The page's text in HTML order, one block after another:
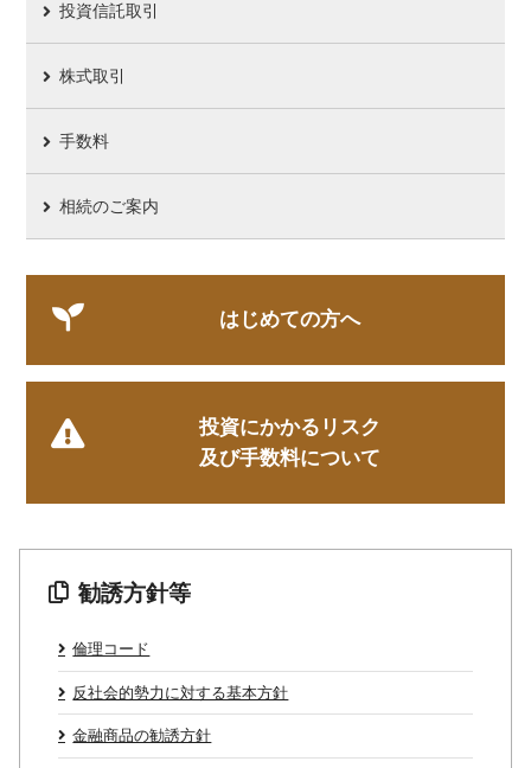
投資信託取引
株式取引
手数料
相続のご案内
はじめての方へ
投資にかかるリスク
及び手数料について
勧誘方針等
倫理コード
反社会的勢力に対する基本方針
金融商品の勧誘方針